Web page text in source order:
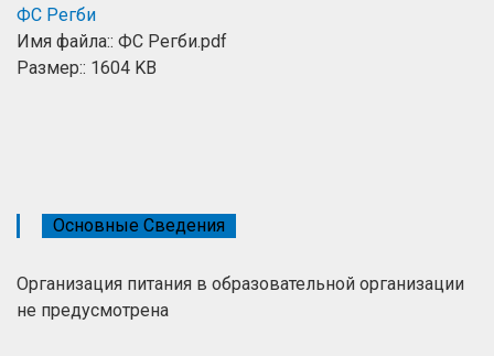
ФС Регби
Имя файла:: ФС Регби.pdf
Размер:: 1604 KB
Основные Сведения
Организация питания в образовательной организации
не предусмотрена